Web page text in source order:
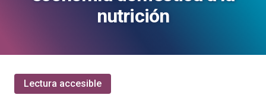
nutrición
Lectura accesible